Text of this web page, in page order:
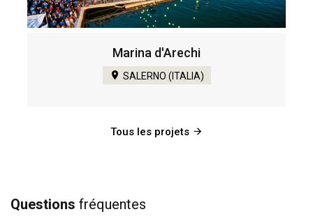
Marina d'Arechi
SALERNO (ITALIA)
Tous les projets
Questions fréquentes